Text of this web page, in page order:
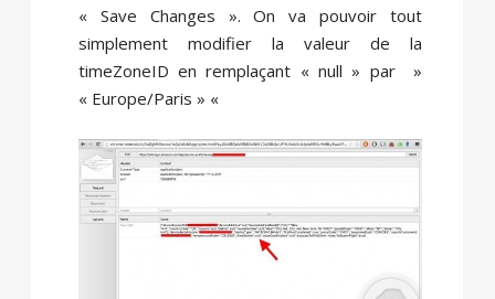
« Save Changes ». On va pouvoir tout
simplement modifier la valeur de la
timeZoneID en remplaçant « null » par »
« Europe/Paris » «